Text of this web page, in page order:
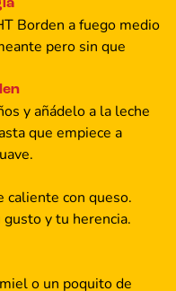
Borden a fuego medio
pero sin que
y añádelo a la leche
que empiece a
caliente con queso.
y tu herencia.
o un poquito de